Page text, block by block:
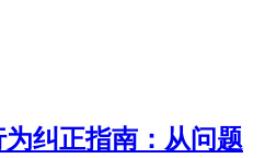
纠正指南：从问题